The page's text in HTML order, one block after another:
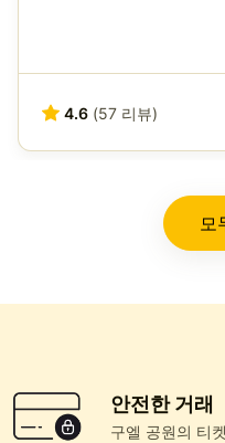
4.6 (57 리뷰)
모
안전한 거래
구엘 공원의 티